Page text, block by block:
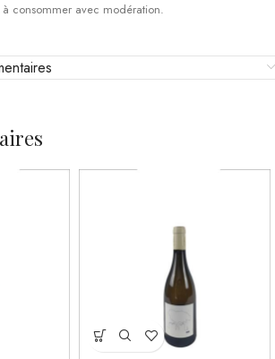
consommer avec modération.